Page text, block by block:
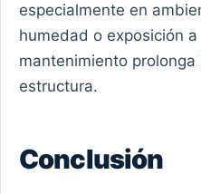
especialmente en
humedad o exposición
mantenimiento
estructura.
Conclusión